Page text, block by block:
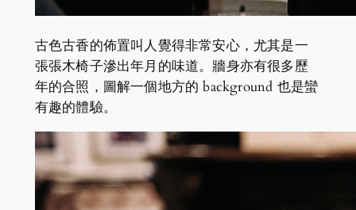
古色古香的佈置叫人覺得非常安心，尤其是一
張張木椅子滲出年月的味道。牆身亦有很多歷
年的合照，圖解一個地方的 background 也是蠻
有趣的體驗。